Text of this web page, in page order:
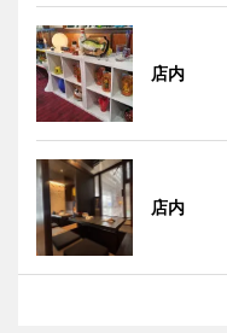
店内
店内